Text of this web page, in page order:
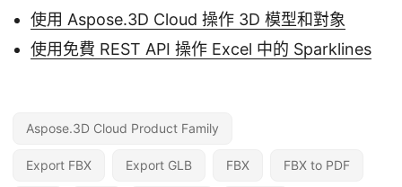
使用 Aspose.3D Cloud 操作 3D 模型和對象
使用免費 REST API 操作 Excel 中的 Sparklines
Aspose.3D Cloud Product Family
Export FBX Export GLB FBX FBX to PDF